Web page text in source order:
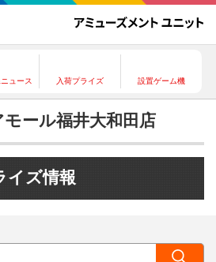
ュース 入荷プライズ 設置ゲーム機
ール福井大和田店
イズ情報